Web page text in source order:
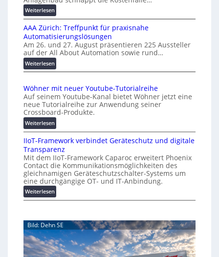
f
n
l
A
u
t
m
t
i
o
O
g
w
ä
c
s
w
e
t
Weiterlesen:
K
M
U
i
n
d
e
K
o
s
t
e
n
f
a
l
l
e
AAA Zürich: Treffpunkt für praxisnahe
Automatisierungslösungen
Am 26. und 27. August präsentieren 225 Aussteller
auf der All About Automation sowie rund…
Weiterlesen:
A
A
Z
ü
r
i
c
h
:
T
r
e
f
f
p
n
k
t
f
Wöhner mit neuer Youtube-Tutorialreihe
Auf seinem Youtube-Kanal bietet Wöhner jetzt eine
neue Tutorialreihe zur Anwendung seiner
Crossboard-Produkte.
Weiterlesen:
W
ö
h
n
e
r
m
i
t
e
u
e
r
Y
IIoT-Framework verbindet Geräteschutz und digitale
Transparenz
Mit dem IIoT-Framework Caparoc erweitert Phoenix
Contact die Kommunikationsmöglichkeiten des
gleichnamigen Geräteschutzschalter-Systems um
eine durchgängige OT- und IT-Anbindung.
Weiterlesen:
I
T
-
F
r
Bild: Dehn SE